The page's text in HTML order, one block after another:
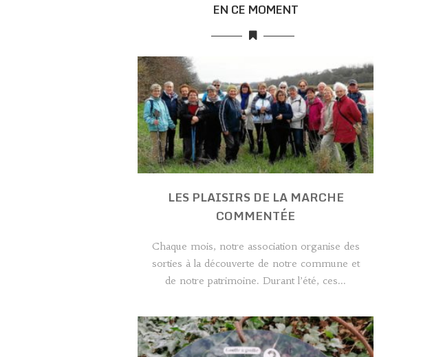
EN CE MOMENT
LES PLAISIRS DE LA MARCHE
COMMENTÉE
Chaque mois, notre association organise des
sorties à la découverte de notre commune et
de notre patrimoine. Durant l’été, ces...